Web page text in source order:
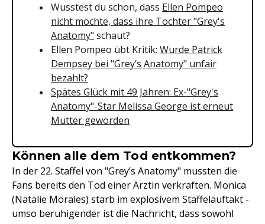
Wusstest du schon, dass Ellen Pompeo
nicht möchte, dass ihre Tochter "Grey's
Anatomy" schaut?
Ellen Pompeo übt Kritik: Wurde Patrick
Dempsey bei "Grey’s Anatomy" unfair
bezahlt?
Spätes Glück mit 49 Jahren: Ex-"Grey's
Anatomy"-Star Melissa George ist erneut
Mutter geworden
Können alle dem Tod entkommen?
In der 22. Staffel von "Grey’s Anatomy" mussten die
Fans bereits den Tod einer Ärztin verkraften. Monica
(Natalie Morales) starb im explosivem Staffelauftakt -
umso beruhigender ist die Nachricht, dass sowohl